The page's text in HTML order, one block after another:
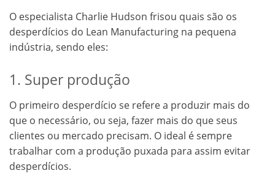
O especialista Charlie Hudson frisou quais são os
desperdícios do Lean Manufacturing na pequena
indústria, sendo eles:
1. Super produção
O primeiro desperdício se refere a produzir mais do
que o necessário, ou seja, fazer mais do que seus
clientes ou mercado precisam. O ideal é sempre
trabalhar com a produção puxada para assim evitar
desperdícios.